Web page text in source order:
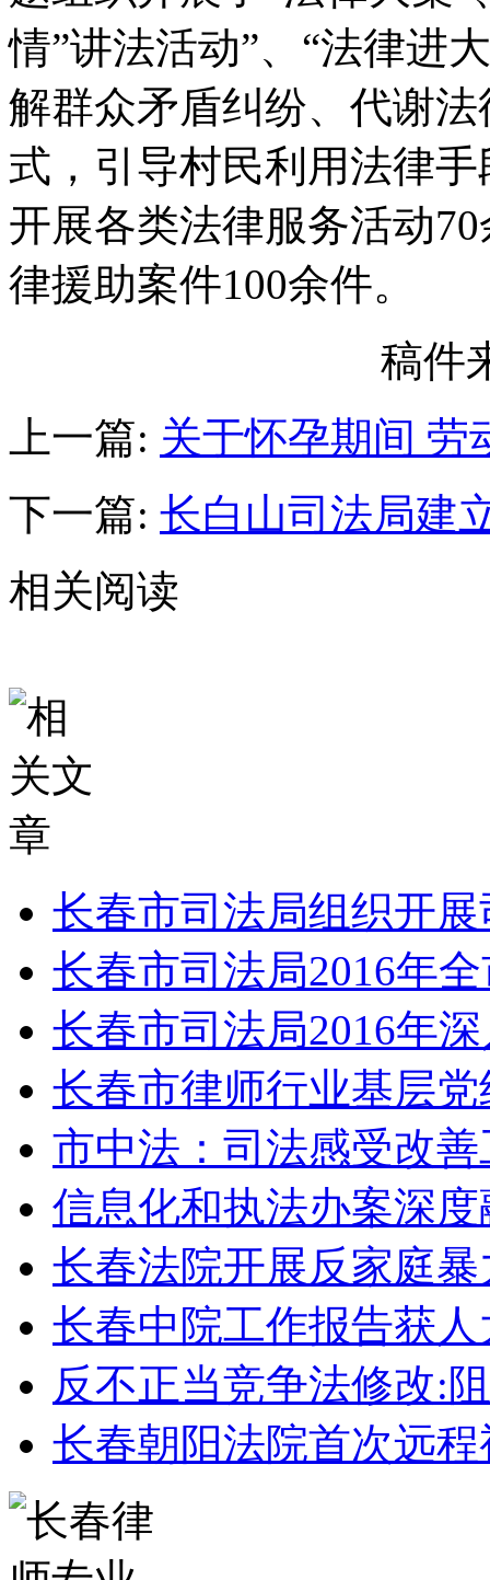
情”讲法活动”、“法律进
解群众矛盾纠纷、代谢
式，引导村民利用法律
开展各类法律服务活动
律援助案件100余件。
稿件
上一篇: 关于怀孕期间 劳
下一篇: 长白山司法局建
相关阅读
长春市司法局组织开
长春市司法局2016年
长春市司法局2016年
长春市律师行业基层
市中法：司法感受改
信息化和执法办案深
长春法院开展反家庭
长春中院工作报告获
反不正当竞争法修改:
长春朝阳法院首次远